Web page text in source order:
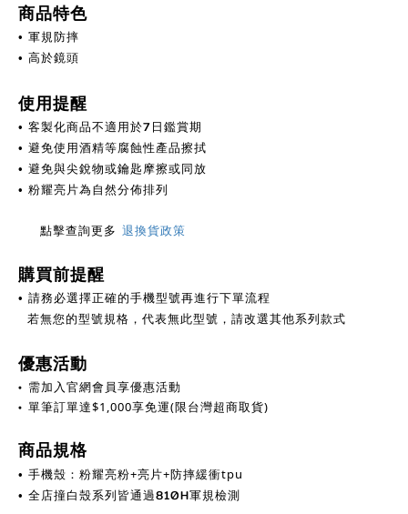
商品特色
• 軍規防摔
• 高於鏡頭
使用提醒
• 客製化商品不適用於7日鑑賞期
• 避免使用酒精等腐蝕性產品擦拭
• 避免與尖銳物或鑰匙摩擦或同放
• 粉耀亮片為自然分佈排列
點擊查詢更多 退換貨政策
購買前提醒
• 請務必選擇正確的手機型號再進行下單流程
若無您的型號規格，代表無此型號，請改選其他系列款式
優惠活動
• 需加入官網會員享優惠活動
• 單筆訂單達$1,000享免運(限台灣超商取貨)
商品規格
• 手機殼：粉耀亮粉+亮片+防摔緩衝tpu
• 全店撞白殼系列皆通過810H軍規檢測